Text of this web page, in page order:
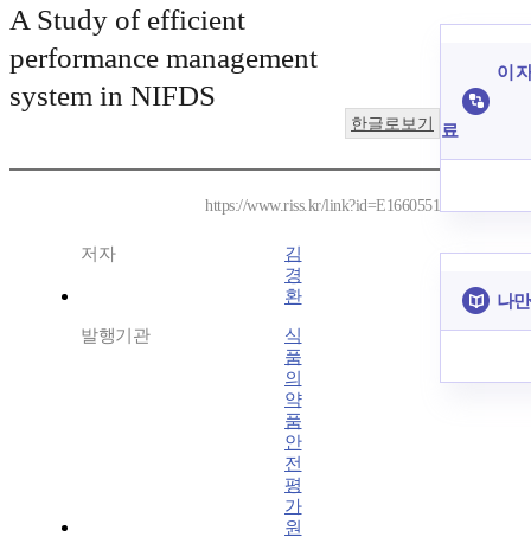
A Study of efficient
performance management
system in NIFDS
한글로보기
https://www.riss.kr/link?id=E1660551
저자
김
경
환
발행기관
식
품
의
약
품
안
전
평
가
원
이
료
나